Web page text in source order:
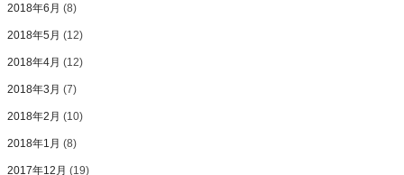
2018年6月 (8)
2018年5月 (12)
2018年4月 (12)
2018年3月 (7)
2018年2月 (10)
2018年1月 (8)
2017年12月 (19)